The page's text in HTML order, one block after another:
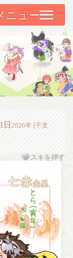
〕
日 2026年 [干支
スキを押す